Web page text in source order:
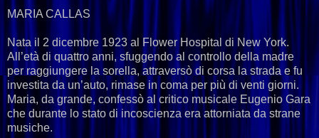
MARIA CALLAS
Nata il 2 dicembre 1923 al Flower Hospital di New York.
All’età di quattro anni, sfuggendo al controllo della madre
per raggiungere la sorella, attraversò di corsa la strada e fu
investita da un’auto, rimase in coma per più di venti giorni.
Maria, da grande, confessò al critico musicale Eugenio Gara
che durante lo stato di incoscienza era attorniata da strane
musiche.